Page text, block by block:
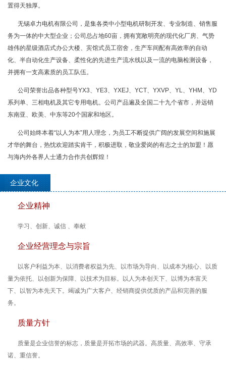
置得天独厚。
无锡卓力电机有限公司，是集各类中小型电机研制开发、专业制造、销售服
务为一体的中大型企业；公司总占地60亩，拥有宽敞明亮的现代化厂房、气势
雄伟的星级酒店式办公大楼、宾馆式员工宿舍，生产车间配有高效率的自动
化、半自动化生产设备、柔性化的先进生产流水线以及一流的电脑检测设备，
并拥有一支高素质的员工队伍。
公司荣誉出品各种型号YX3、YE3、YXEJ、YCT、YXVP、YL、YHM、YD
系列单、三相电机及其它专用电机。公司产品遍及全国二十九个省市，并远销
东南亚、欧美、中东等20个国家和地区。
公司始终本着“以人为本”用人理念，为员工不断提供广阔的发展空间和施展
才华的舞台，热忱欢迎踏实肯干，积极进取，敬业爱岗的有志之士的加盟！愿
与海内外各界人士通力合作共创辉煌！
企业文化
企业精神
学习、创新、诚信 、奉献
企业经营理念与宗旨
以客户利益为本、以消费者权益为先、以市场为导向、以成本为核心、以质
量为依托、以创新为保障、以技术为目标。以人为本创天下、以博为本富天
下、以智为本先天下。竭诚为广大客户、经销商提供优质的产品和完善的服
务。
质量方针
质量是企业信誉的标志，质量是开拓市场的武器。高质量、高效率、守承
诺、重信誉。